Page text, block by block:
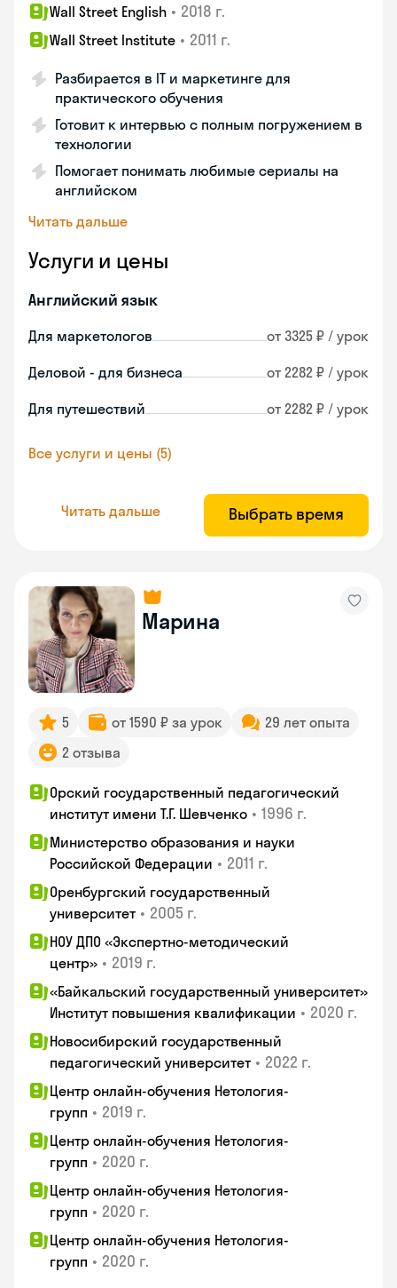
Wall Street English • 2018 г.
Wall Street Institute • 2011 г.
Разбирается в IT и маркетинге для
практического обучения
Готовит к интервью с полным погружением в
технологии
Помогает понимать любимые сериалы на
английском
Читать дальше
Услуги и цены
Английский язык
Для маркетологов от 3325 ₽ / урок
Деловой - для бизнеса от 2282 ₽ / урок
Для путешествий от 2282 ₽ / урок
Все услуги и цены (5)
Читать дальше Выбрать время
Марина
5 от 1590 ₽ за урок
29 лет опыта
2 отзыва
Орский государственный педагогический
институт имени Т.Г. Шевченко • 1996 г.
Министерство образования и науки
Российской Федерации • 2011 г.
Оренбургский государственный
университет • 2005 г.
НОУ ДПО «Экспертно-методический
центр» • 2019 г.
«Байкальский государственный университет»
Институт повышения квалификации • 2020 г.
Новосибирский государственный
педагогический университет • 2022 г.
Центр онлайн-обучения Нетология-
групп • 2019 г.
Центр онлайн-обучения Нетология-
групп • 2020 г.
Центр онлайн-обучения Нетология-
групп • 2020 г.
Центр онлайн-обучения Нетология-
групп • 2020 г.